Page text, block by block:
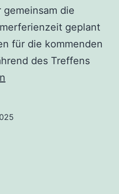
die
geplant
für die kommenden
des Treffens